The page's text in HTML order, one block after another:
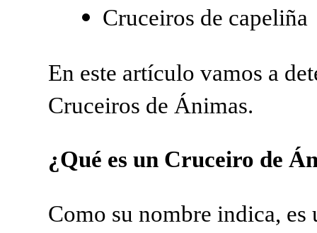
Cruceiros de capeliña
En este artículo vamos a
Cruceiros de Ánimas.
¿Qué es un Cruceiro de
Como su nombre indica,